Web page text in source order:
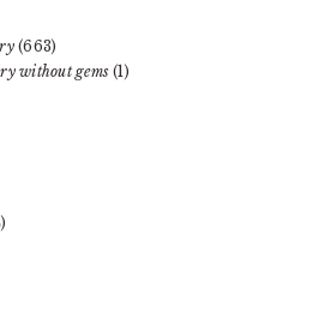
(663)
without gems (1)